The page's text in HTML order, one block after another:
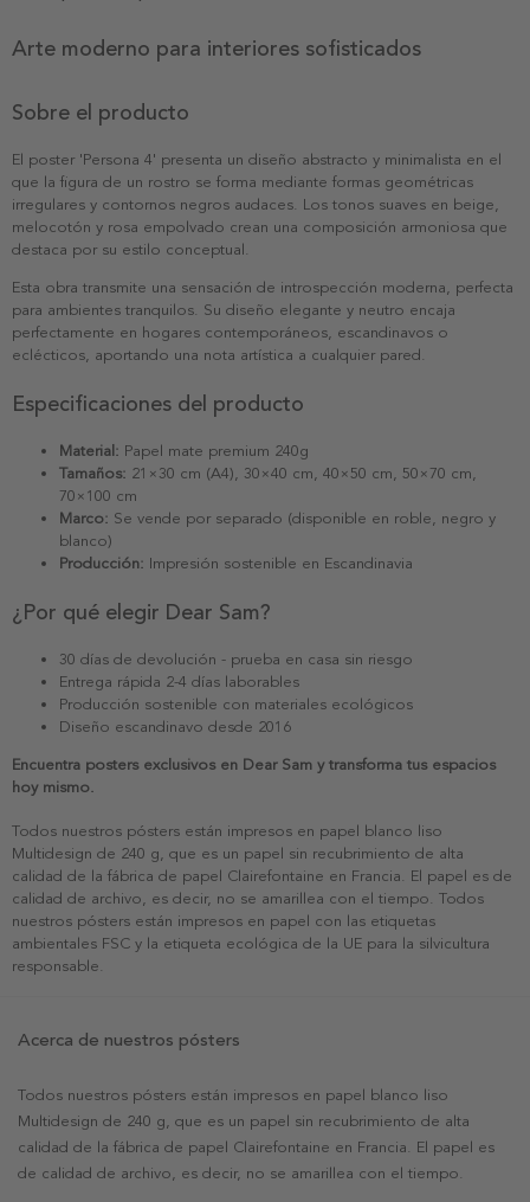
Arte moderno para interiores sofisticados
Sobre el producto
El poster 'Persona 4' presenta un diseño abstracto y minimalista en el
que la figura de un rostro se forma mediante formas geométricas
irregulares y contornos negros audaces. Los tonos suaves en beige,
melocotón y rosa empolvado crean una composición armoniosa que
destaca por su estilo conceptual.
Esta obra transmite una sensación de introspección moderna, perfecta
para ambientes tranquilos. Su diseño elegante y neutro encaja
perfectamente en hogares contemporáneos, escandinavos o
eclécticos, aportando una nota artística a cualquier pared.
Especificaciones del producto
Material: Papel mate premium 240g
Tamaños: 21×30 cm (A4), 30×40 cm, 40×50 cm, 50×70 cm,
70×100 cm
Marco: Se vende por separado (disponible en roble, negro y
blanco)
Producción: Impresión sostenible en Escandinavia
¿Por qué elegir Dear Sam?
30 días de devolución - prueba en casa sin riesgo
Entrega rápida 2-4 días laborables
Producción sostenible con materiales ecológicos
Diseño escandinavo desde 2016
Encuentra posters exclusivos en Dear Sam y transforma tus espacios
hoy mismo.
Todos nuestros pósters están impresos en papel blanco liso
Multidesign de 240 g, que es un papel sin recubrimiento de alta
calidad de la fábrica de papel Clairefontaine en Francia. El papel es de
calidad de archivo, es decir, no se amarillea con el tiempo. Todos
nuestros pósters están impresos en papel con las etiquetas
ambientales FSC y la etiqueta ecológica de la UE para la silvicultura
responsable.
Acerca de nuestros pósters
Todos nuestros pósters están impresos en papel blanco liso
Multidesign de 240 g, que es un papel sin recubrimiento de alta
calidad de la fábrica de papel Clairefontaine en Francia. El papel es
de calidad de archivo, es decir, no se amarillea con el tiempo.